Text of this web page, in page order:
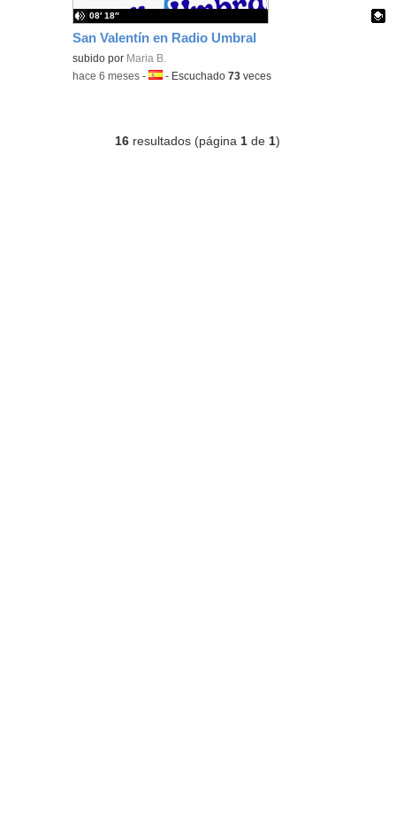
San Valentín en Radio Umbral
Contenido educativo.
subido por Maria B.
08′ 18″
-hace 6 meses -Idioma:
- Escuchado73 veces
16 resultados (página 1 de 1)